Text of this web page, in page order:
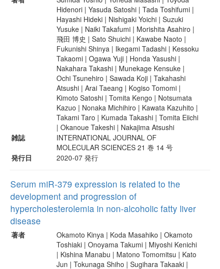
Hidenori | Yasuda Satoshi | Tada Toshifumi |
Hayashi Hideki | Nishigaki Yoichi | Suzuki
Yusuke | Naiki Takafumi | Morishita Asahiro |
飛田 博史 | Sato Shuichi | Kawabe Naoto |
Fukunishi Shinya | Ikegami Tadashi | Kessoku
Takaomi | Ogawa Yuji | Honda Yasushi |
Nakahara Takashi | Munekage Kensuke |
Ochi Tsunehiro | Sawada Koji | Takahashi
Atsushi | Arai Taeang | Kogiso Tomomi |
Kimoto Satoshi | Tomita Kengo | Notsumata
Kazuo | Nonaka Michihiro | Kawata Kazuhito |
Takami Taro | Kumada Takashi | Tomita Eiichi
| Okanoue Takeshi | Nakajima Atsushi
雑誌
INTERNATIONAL JOURNAL OF
MOLECULAR SCIENCES 21 巻 14 号
発行日
2020-07 発行
Serum miR-379 expression is related to the
development and progression of
hypercholesterolemia in non-alcoholic fatty liver
disease
著者
Okamoto Kinya | Koda Masahiko | Okamoto
Toshiaki | Onoyama Takumi | Miyoshi Kenichi
| Kishina Manabu | Matono Tomomitsu | Kato
Jun | Tokunaga Shiho | Sugihara Takaaki |